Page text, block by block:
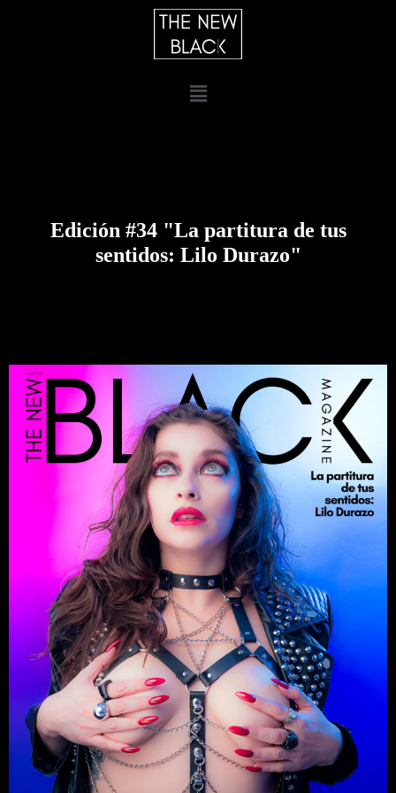
Edición #34 "La partitura de tus
sentidos: Lilo Durazo"